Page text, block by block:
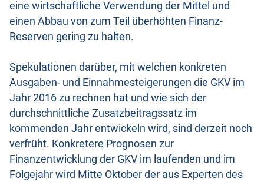
eine wirtschaftliche Verwendung der Mittel und
einen Abbau von zum Teil überhöhten Finanz-
Reserven gering zu halten.
Spekulationen darüber, mit welchen konkreten
Ausgaben- und Einnahmesteigerungen die GKV im
Jahr 2016 zu rechnen hat und wie sich der
durchschnittliche Zusatzbeitragssatz im
kommenden Jahr entwickeln wird, sind derzeit noch
verfrüht. Konkretere Prognosen zur
Finanzentwicklung der GKV im laufenden und im
Folgejahr wird Mitte Oktober der aus Experten des